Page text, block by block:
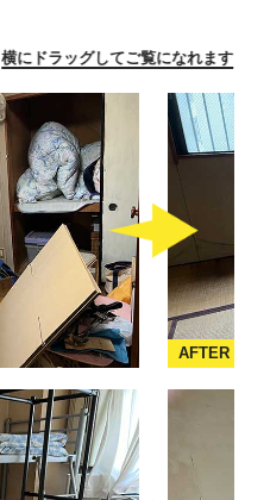
横にドラッグしてご覧になれます
AFTER